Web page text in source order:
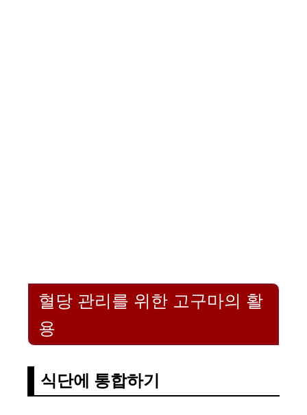
혈당 관리를 위한 고구마의 활
용
식단에 통합하기